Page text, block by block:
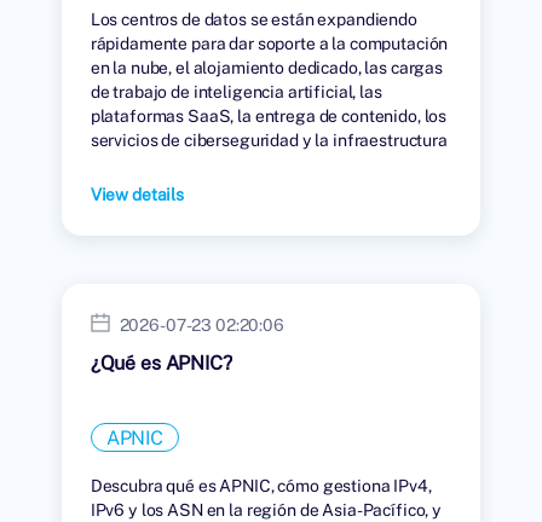
Los centros de datos se están expandiendo
rápidamente para dar soporte a la computación
en la nube, el alojamiento dedicado, las cargas
de trabajo de inteligencia artificial, las
plataformas SaaS, la entrega de contenido, los
servicios de ciberseguridad y la infraestructura
View details
2026-07-23 02:20:06
¿Qué es APNIC?
APNIC
Descubra qué es APNIC, cómo gestiona IPv4,
IPv6 y los ASN en la región de Asia-Pacífico, y